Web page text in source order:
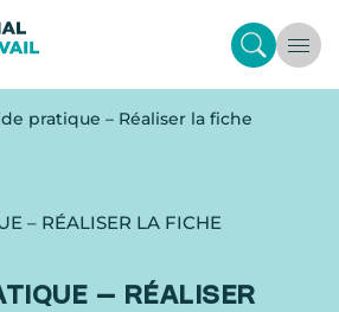
pratique – Réaliser la fiche
– RÉALISER LA FICHE
– RÉALISER